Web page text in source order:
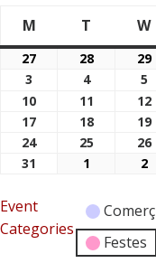
M
Dilluns
T Dimarts
W
27 27/07/2026
28 28/07/2026
29
3
03/08/2026
404/08/2026
5
10 10/08/2026
11 11/08/2026
12
17 17/08/2026
18 18/08/2026
19
24 24/08/2026
25 25/08/2026
26
31
31/08/2026
1 01/09/2026
2
Event
Categories
Comerç
Festes